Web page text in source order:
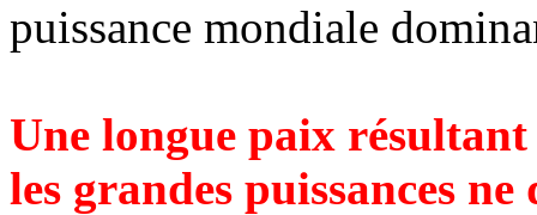
puissance mondiale
Une longue paix
les grandes puissances